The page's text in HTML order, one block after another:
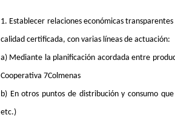
1. Establecer relaciones económicas
calidad certificada, con varias líneas de actuación:
a) Mediante la planificación acordada entre
Cooperativa 7Colmenas
b) En otros puntos de distribución y consumo
etc.)